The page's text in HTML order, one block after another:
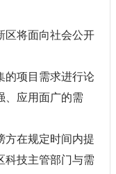
区将面向社会公开
的项目需求进行论
、应用面广的需
方在规定时间内提
科技主管部门与需